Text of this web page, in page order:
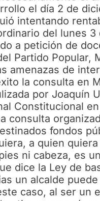
el día 2 de
intentando
del lunes
a petición de
Partido Popular,
amenazas de
la consulta en
por Joaquín
Constitucional
consulta
fondos
a quien
ni cabeza, es
dice la Ley de
un alcalde
caso, al ser un